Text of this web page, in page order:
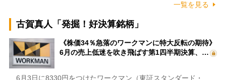
一覧を見る
古賀真人「発掘！好決算銘柄」
《株価34％急落のワークマンに特大反転の期待》
6月の売上低迷を吹き飛ばす第1四半期決算、…
6月3日に8330円をつけたワークマン（東証スタンダード・